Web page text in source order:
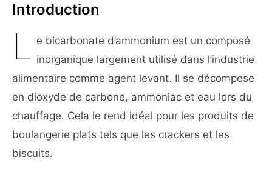
Introduction
L e bicarbonate d’ammonium est un composé
inorganique largement utilisé dans l’industrie
alimentaire comme agent levant. Il se décompose
en dioxyde de carbone, ammoniac et eau lors du
chauffage. Cela le rend idéal pour les produits de
boulangerie plats tels que les crackers et les
biscuits.